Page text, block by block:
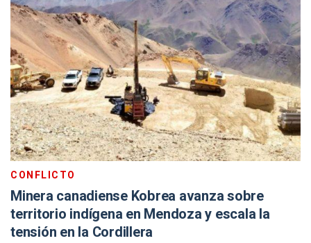
CONFLICTO
Minera canadiense Kobrea avanza sobre
territorio indígena en Mendoza y escala la
tensión en la Cordillera